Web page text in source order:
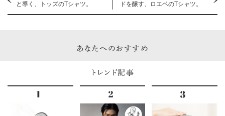
と導く、トッズのTシャツ。
ドを醸す、ロエベのTシャツ。
あなたへのおすすめ
トレンド記事